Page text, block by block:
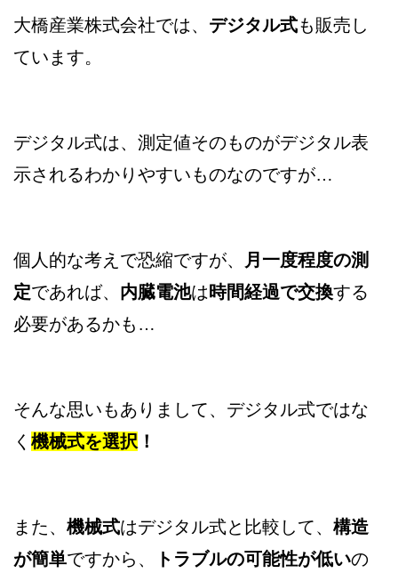
大橋産業株式会社では、 デジタル式も販売し
ています。
デジタル式は、測定値そのものがデジタル表
示されるわかりやすいものなのですが…
個人的な考えで恐縮ですが、
月一度程度の測
定であれば、 内臓電池は 時間経過で交換する
必要があるかも…
そんな思いもありまして、デジタル式ではな
く 機械式を選択 ！
また、 機械式はデジタル式と比較して、 構造
が簡単ですから、 トラブルの可能性が低いの